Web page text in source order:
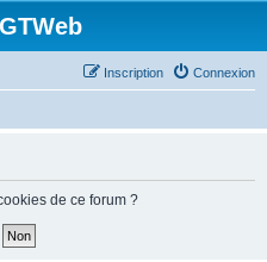
Connexion
Inscription
de ce forum ?